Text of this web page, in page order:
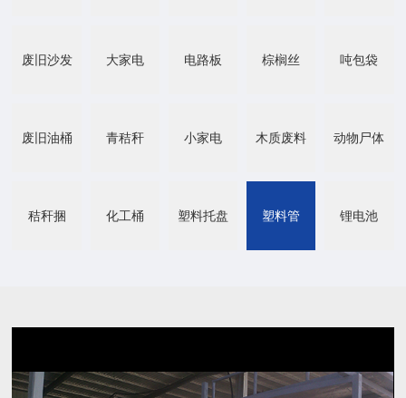
废旧沙发 大家电 电路板 棕榈丝 吨包袋
废旧油桶 青秸秆 小家电 木质废料 动物尸体
秸秆捆 化工桶 塑料托盘 塑料管 锂电池